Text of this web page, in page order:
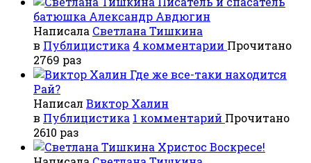
батюшка Александр Авдюгин
Написала Светлана Тишкина
в Публицистика 4 комментарии Прочитано
2769 раз
Где же все-таки находится
Рай?
Написал Виктор Халин
в Публицистика 1 комментарий Прочитано
2610 раз
Христос Воскресе!